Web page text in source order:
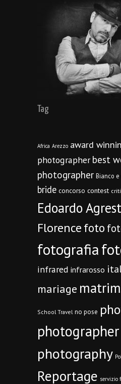
Tag
Africa Arezzo award
photographer best
photographer Bianco e
bride concorso contest
Edoardo
Florencefoto
fotografia
infrared infrarosso
mariage
School Travel no pose
photographer
photography
Reportage servizio